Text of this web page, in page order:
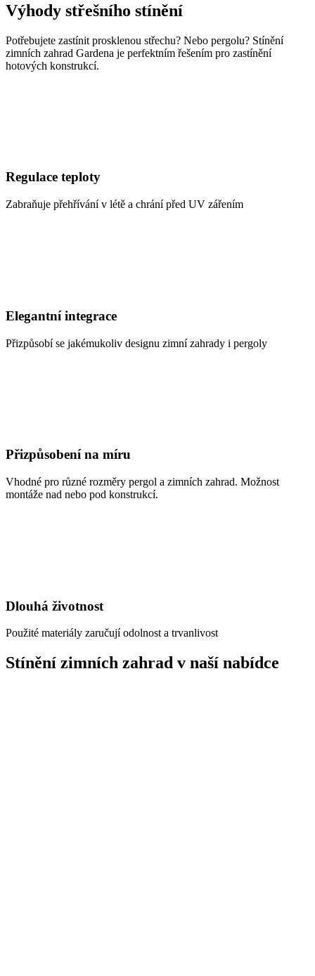
Výhody střešního stínění
Potřebujete zastínit prosklenou střechu? Nebo pergolu? Stínění
zimních zahrad Gardena je perfektním řešením pro zastínění
hotových konstrukcí.
Regulace teploty
Zabraňuje přehřívání v létě a chrání před UV zářením
Elegantní integrace
Přizpůsobí se jakémukoliv designu zimní zahrady i pergoly
Přizpůsobení na míru
Vhodné pro různé rozměry pergol a zimních zahrad. Možnost
montáže nad nebo pod konstrukcí.
Dlouhá životnost
Použité materiály zaručují odolnost a trvanlivost
Stínění zimních zahrad v naší nabídce